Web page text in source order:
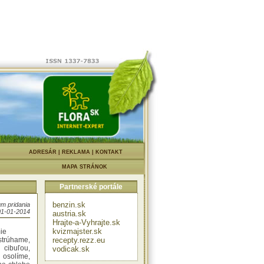
ADRESÁR REKLAMA KONTAKT
MAPA STRÁNOK
pridania
01-2014
každej
ľahšie
pri
ju mali
Je
chorôb
liečbu
desať
cibuľou,
Partnerské portále
benzin.sk
austria.sk
Hrajte-a-Vyhrajte.sk
kvizmajster.sk
recepty.rezz.eu
vodicak.sk